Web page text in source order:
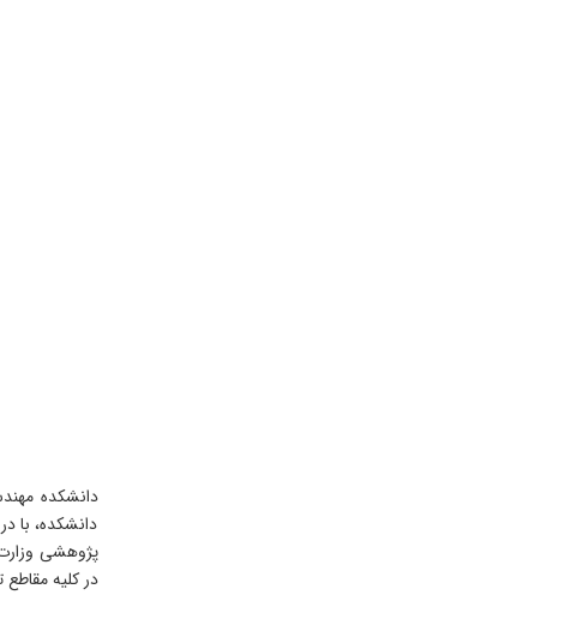
دانشکده، با
در کلیه